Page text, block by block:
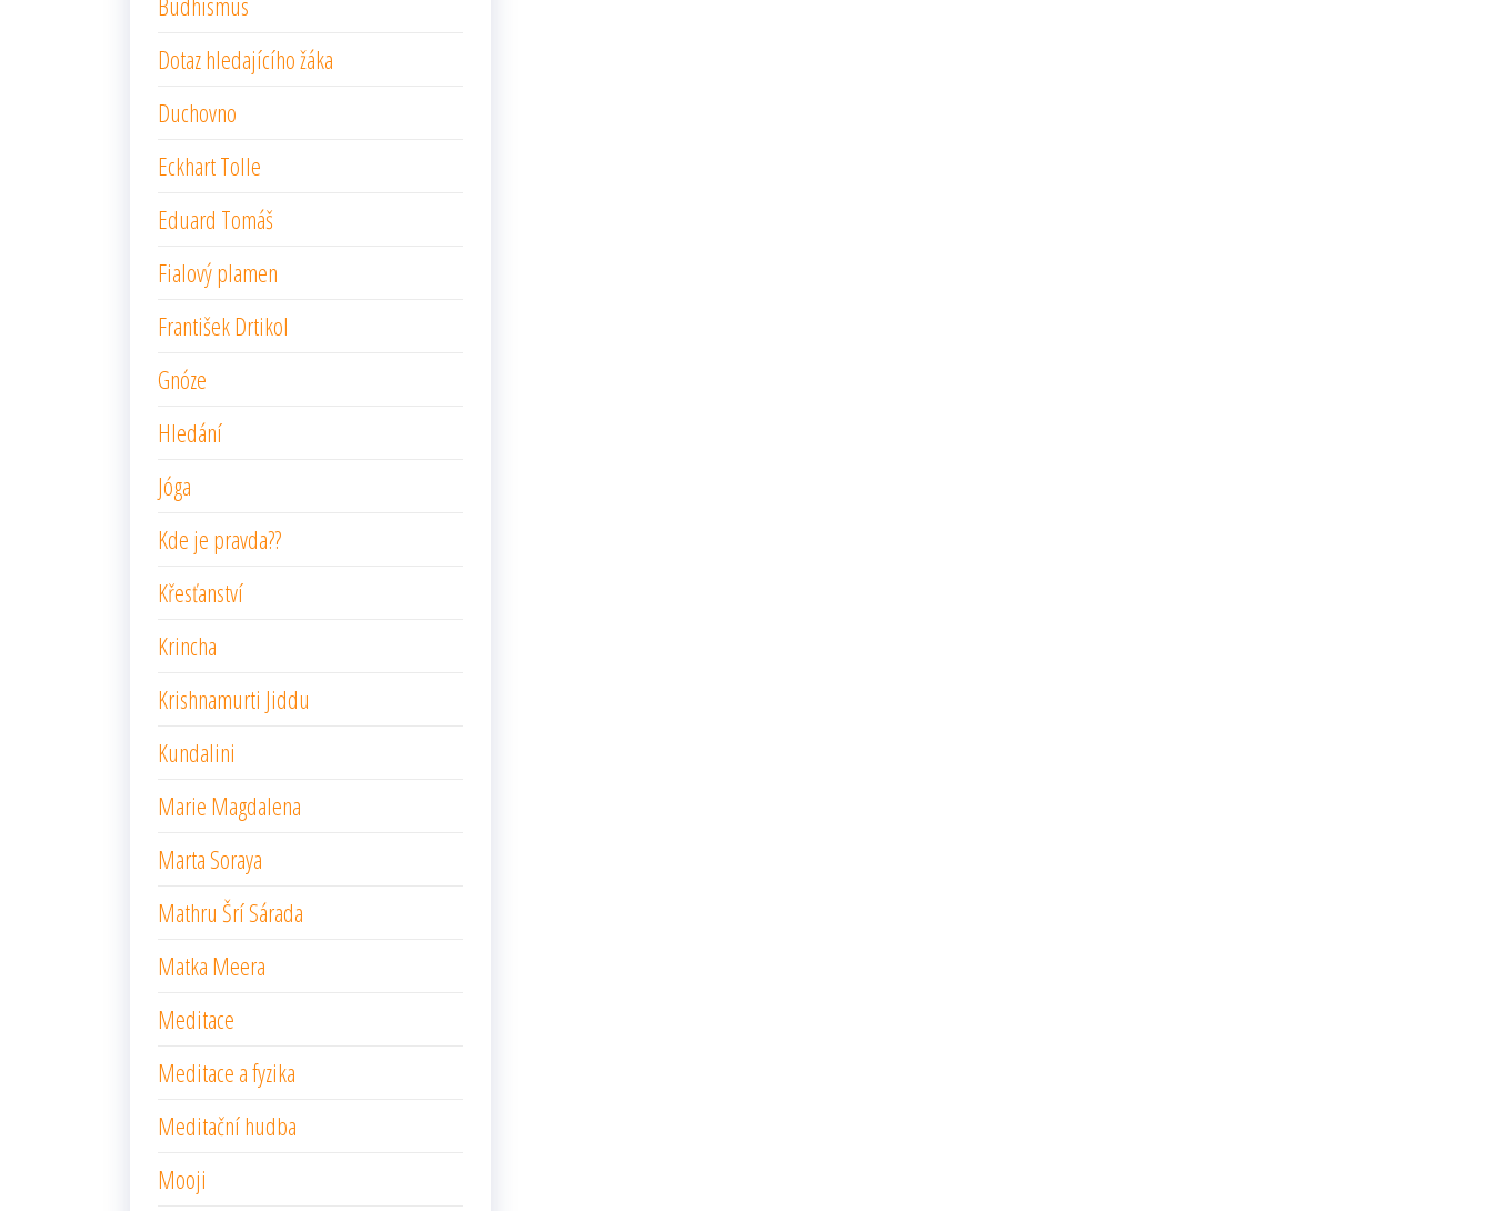
Dotaz hledajícího žáka
Duchovno
Eckhart Tolle
Eduard Tomáš
Fialový plamen
František Drtikol
Gnóze
Hledání
Jóga
Kde je pravda??
Křesťanství
Krincha
Krishnamurti Jiddu
Kundalini
Marie Magdalena
Marta Soraya
Mathru Šrí Sárada
Matka Meera
Meditace
Meditace a fyzika
Meditační hudba
Mooji